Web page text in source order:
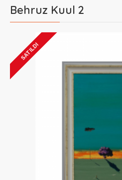
Behruz Kuul 2
SATILDI